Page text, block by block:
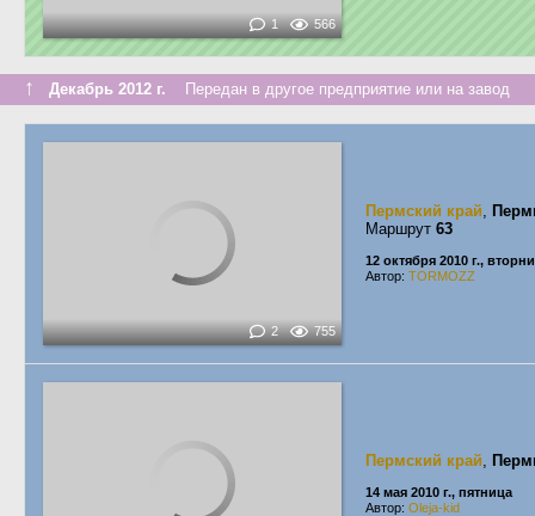
1 566
↑ Декабрь 2012 г. Передан в другое предприятие или на завод
2 755
Пермский край,
Маршрут 63
12 октября 2010 г.,
Автор: TORMOZZ
Пермский край,
14 мая 2010 г., пятница
Автор: Oleja-kid